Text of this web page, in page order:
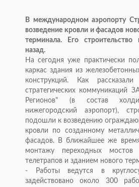
В международном аэропорту
возведение кровли и фасадов
терминала. Его строительство
назад.
На сегодня уже практически
каркас здания из
конструкций. Как
стратегических коммуникаций
Регионов" (в состав
нижегородский аэропорт),
подошли к возведению
кровли по созданному
фасадов. В ближайшее же
монтажу переходных
телетрапов и зданием нового
- Работы ведутся в
задействовано около 300